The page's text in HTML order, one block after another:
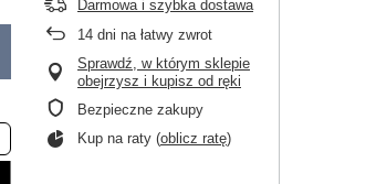
Darmowa i szybka dostawa
14 dni na łatwy zwrot
Sprawdź, w którym sklepie
obejrzysz i kupisz od ręki
Bezpieczne zakupy
Kup na raty (oblicz ratę)